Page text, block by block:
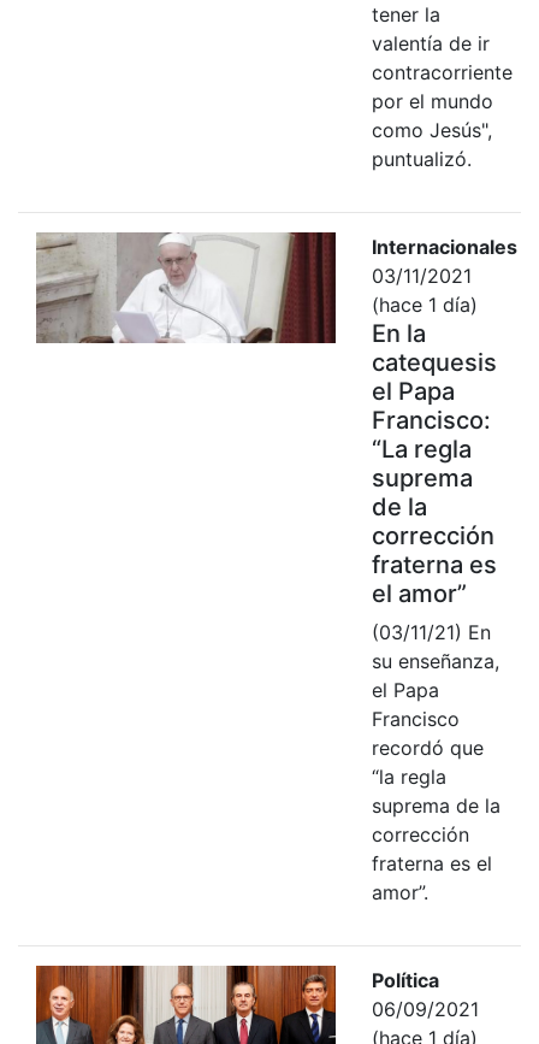
tener la
valentía de ir
contracorriente
por el mundo
como Jesús",
puntualizó.
Internacionales
03/11/2021
(hace 1 día)
En la
catequesis
el Papa
Francisco:
“La regla
suprema
de la
corrección
fraterna es
el amor”
(03/11/21) En
su enseñanza,
el Papa
Francisco
recordó que
“la regla
suprema de la
corrección
fraterna es el
amor”.
Política
06/09/2021
(hace 1 día)